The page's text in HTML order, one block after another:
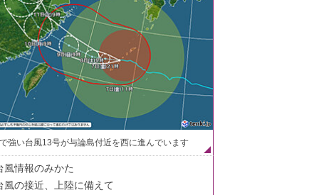
強い台風13号が与論島付近を西に進んでいます
風情報のみかた
風の接近、上陸に備えて